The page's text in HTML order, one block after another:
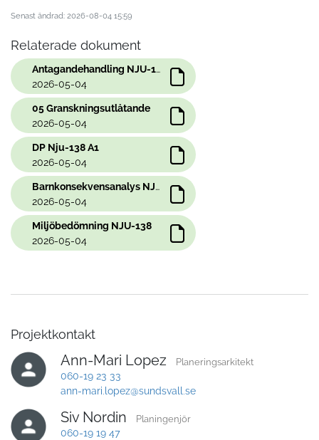
Senast ändrad: 2026-08-04 15:59
Relaterade dokument
Antagandehandling NJU-138
2026-05-04
05 Granskningsutlåtande
2026-05-04
DP Nju-138 A1
2026-05-04
Barnkonsekvensanalys NJU-138
2026-05-04
Miljöbedömning NJU-138
2026-05-04
Projektkontakt
Ann-Mari Lopez Planeringsarkitekt
060-19 23 33
ann-mari.lopez@sundsvall.se
Siv Nordin Planingenjör
060-19 19 47